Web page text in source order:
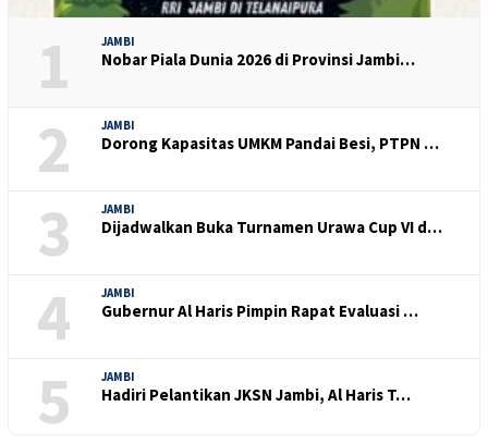
1 JAMBI
Nobar Piala Dunia 2026 di Provinsi Jambi…
2 JAMBI
Dorong Kapasitas UMKM Pandai Besi, PTPN …
3 JAMBI
Dijadwalkan Buka Turnamen Urawa Cup VI d…
4 JAMBI
Gubernur Al Haris Pimpin Rapat Evaluasi …
5 JAMBI
Hadiri Pelantikan JKSN Jambi, Al Haris T…